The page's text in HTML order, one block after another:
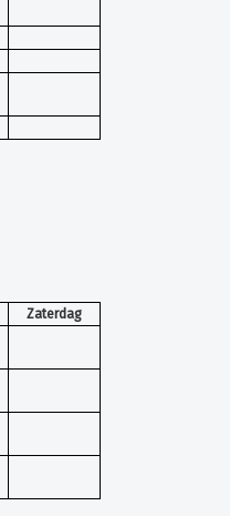
Zaterdag